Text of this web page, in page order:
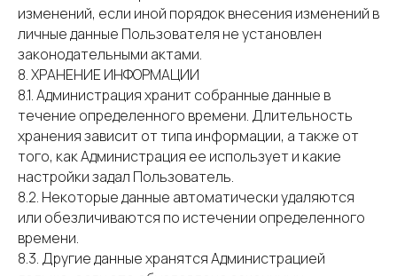
изменений, если иной порядок внесения изменений в
личные данные Пользователя не установлен
законодательными актами.
8. ХРАНЕНИЕ ИНФОРМАЦИИ
8.1. Администрация хранит собранные данные в
течение определенного времени. Длительность
хранения зависит от типа информации, а также от
того, как Администрация ее использует и какие
настройки задал Пользователь.
8.2. Некоторые данные автоматически удаляются
или обезличиваются по истечении определенного
времени.
8.3. Другие данные хранятся Администрацией